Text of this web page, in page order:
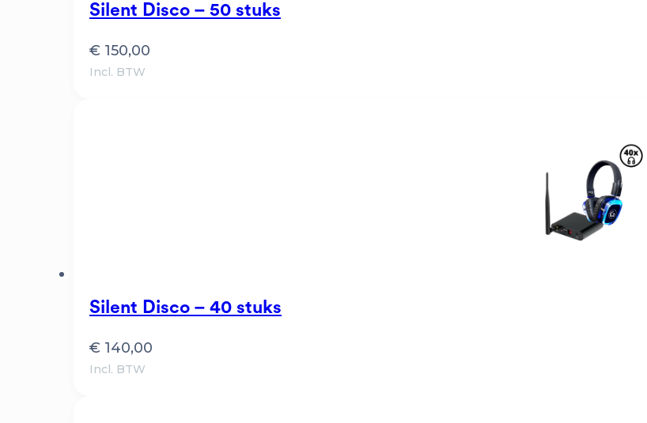
Silent Disco – 50 stuks
€ 150,00
Incl. BTW
Silent Disco – 40 stuks
€ 140,00
Incl. BTW